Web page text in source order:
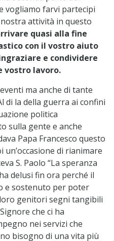
vogliamo farvi partecipi
attività in questo
quasi alla fine
con il vostro aiuto
e condividere
vostro lavoro.
ma anche di tante
di la della guerra ai confini
politica
sulla gente e anche
Papa Francesco questo
di rianimare
S. Paolo “La speranza
delusi fin ora perché il
e sostenuto per poter
genitori segni tangibili
che ci ha
nei servizi che
bisogno di una vita più